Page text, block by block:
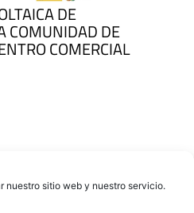
nuestro sitio web y nuestro servicio.
DE
COMUNIDAD DE
COMERCIAL